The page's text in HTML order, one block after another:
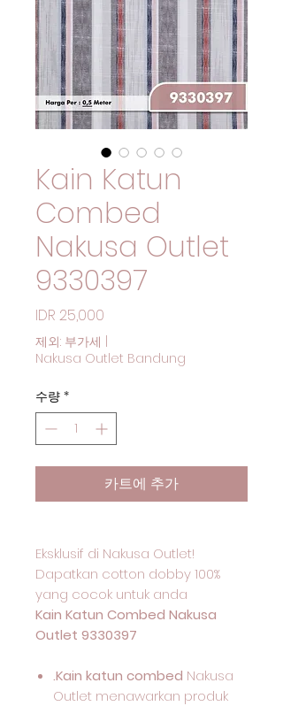
Kain Katun
Combed
Nakusa Outlet
9330397
IDR 25,000
제외: 부가세
Nakusa Outlet Bandung
수량 *
카트에 추가
Eksklusif di Nakusa Outlet!
Dapatkan cotton dobby 100%
yang cocok untuk anda
Kain Katun Combed Nakusa
Outlet 9330397
.Kain katun combed Nakusa
Outlet menawarkan produk